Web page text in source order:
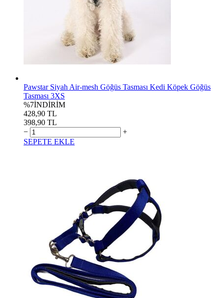
Pawstar Siyah Air-mesh Göğüs Tasması Kedi Köpek Göğüs
Tasması 3XS
%7İNDİRİM
428,90 TL
398,90 TL
−
+
SEPETE EKLE